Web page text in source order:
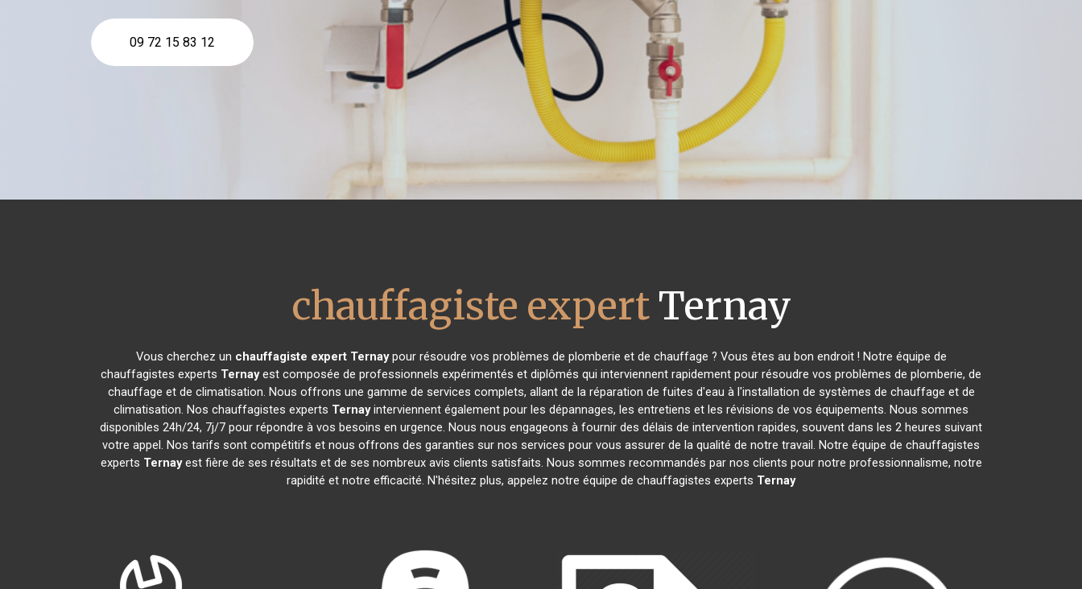
09 72 15 83 12
chauffagiste expertTernay
Vous cherchez un chauffagiste expert Ternaypour résoudre vos problèmes de plomberie et de chauffage ? Vous êtes au bon endroit ! Notre équipe de
chauffagistes experts Ternayest composée de professionnels expérimentés et diplômés qui interviennent rapidement pour résoudre vos problèmes de plomberie, de
chauffage et de climatisation. Nous offrons une gamme de services complets, allant de la réparation de fuites d'eau à l'installation de systèmes de chauffage et de
climatisation. Nos chauffagistes experts Ternayinterviennent également pour les dépannages, les entretiens et les révisions de vos équipements. Nous sommes
disponibles 24h/24, 7j/7 pour répondre à vos besoins en urgence. Nous nous engageons à fournir des délais de intervention rapides, souvent dans les 2 heures suivant
votre appel. Nos tarifs sont compétitifs et nous offrons des garanties sur nos services pour vous assurer de la qualité de notre travail. Notre équipe de chauffagistes
experts Ternayest fière de ses résultats et de ses nombreux avis clients satisfaits. Nous sommes recommandés par nos clients pour notre professionnalisme, notre
rapidité et notre efficacité. N'hésitez plus, appelez notre équipe de chauffagistes experts Ternay